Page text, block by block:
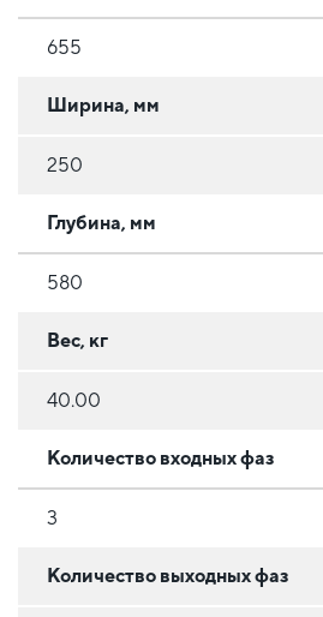
655
Ширина, мм
250
Глубина, мм
580
Вес, кг
40.00
Количество входных фаз
3
Количество выходных фаз